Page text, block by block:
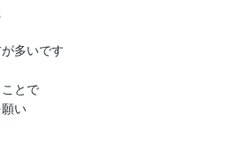
多いです
とで
い